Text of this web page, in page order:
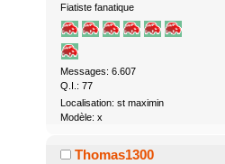
Fiatiste fanatique
Messages: 6.607
Q.I.: 77
Localisation: st maximin
Modèle: x
Thomas1300